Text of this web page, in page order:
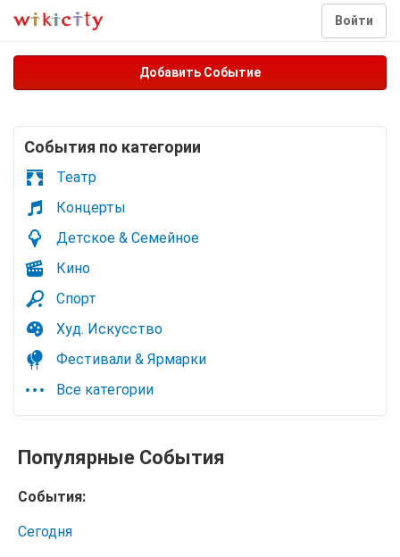
Войти
Добавить Событие
Cобытия по категории
Театр
Концерты
Детское & Семейное
Кино
Спорт
Худ. Искусство
Фестивали & Ярмарки
Все категории
Популярные События
События:
Сегодня